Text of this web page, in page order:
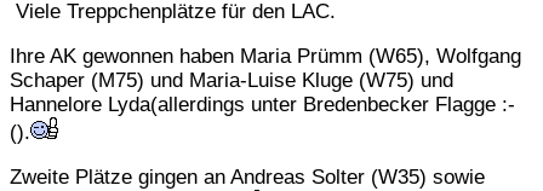
Viele Treppchenplätze für den LAC.
Ihre AK gewonnen haben Maria Prümm (W65), Wolfgang
Schaper (M75) und Maria-Luise Kluge (W75) und
Hannelore Lyda(allerdings unter Bredenbecker Flagge :-
().
Zweite Plätze gingen an Andreas Solter (W35) sowie